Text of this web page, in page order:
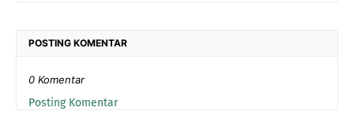
POSTING KOMENTAR
0 Komentar
Posting Komentar